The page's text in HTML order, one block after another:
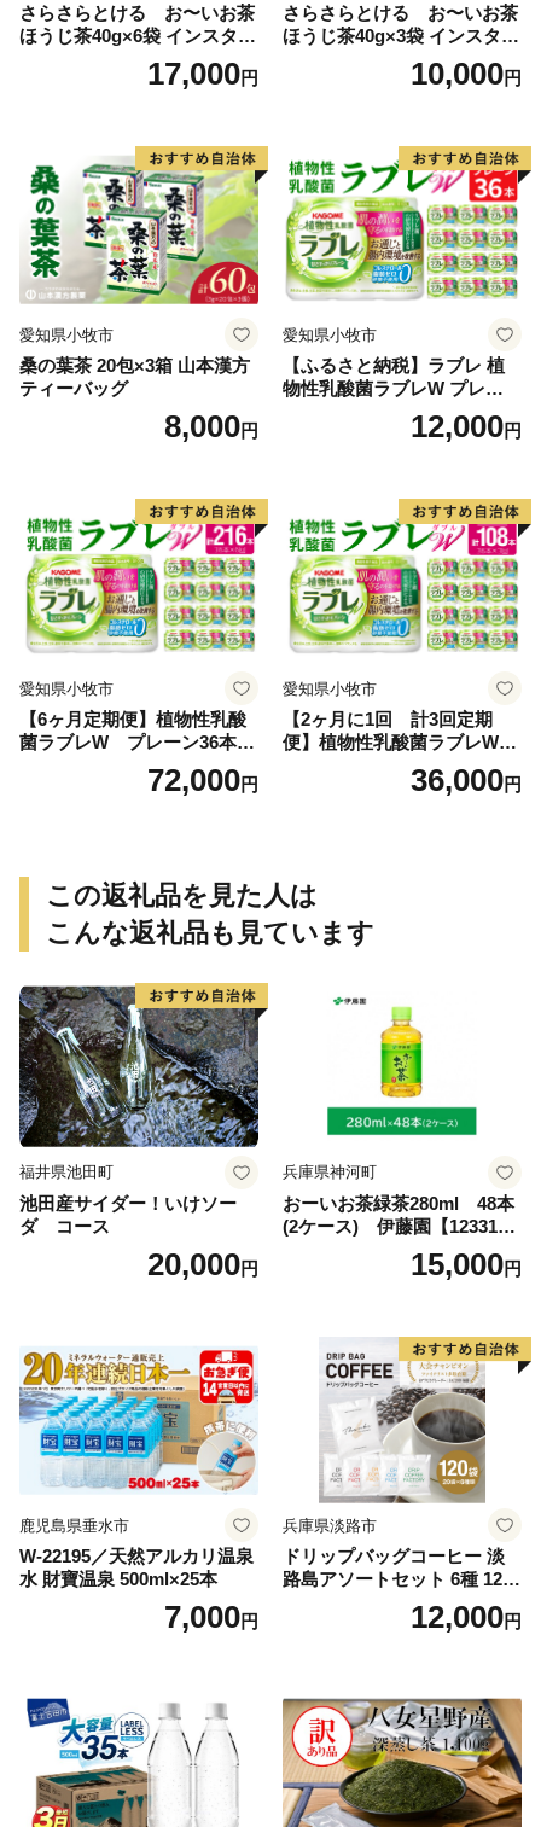
さらさらとける お〜いお茶
ほうじ茶40g×6袋 インスタン
トほうじ茶 粉末ほうじ茶 粉
末茶 おーいお茶 粉末緑茶
17,000円
さらさらとける お〜いお茶
ほうじ茶40g×3袋 インスタン
トほうじ茶 粉末ほうじ茶 粉
末茶 おーいお茶 粉末緑茶
10,000円
愛知県小牧市
桑の葉茶 20包×3箱 山本漢方
ティーバッグ
8,000円
愛知県小牧市
【ふるさと納税】ラブレ 植
物性乳酸菌ラブレW プレーン
36本 80ml 甘さすっきり 砂糖
不使用 コレステロール 脂肪
KB290 乳酸菌飲料 飲料 カゴ
メ 習慣 送料無料
12,000円
愛知県小牧市
【6ヶ月定期便】植物性乳酸
菌ラブレW プレーン36本
72,000円
愛知県小牧市
【2ヶ月に1回 計3回定期
便】植物性乳酸菌ラブレW
プレーン36本（計108本）
36,000円
この返礼品を見た人は
こんな返礼品も見ています
福井県池田町
池田産サイダー！いけソー
ダ コース
20,000円
兵庫県神河町
おーいお茶緑茶280ml 48本
(2ケース) 伊藤園【123317
15,000円
鹿児島県垂水市
W-22195／天然アルカリ温泉
水 財寶温泉 500ml×25本
7,000円
兵庫県淡路市
ドリップバッグコーヒー 淡
路島アソートセット 6種 120
袋 飲み比べ コーヒー
12,000円